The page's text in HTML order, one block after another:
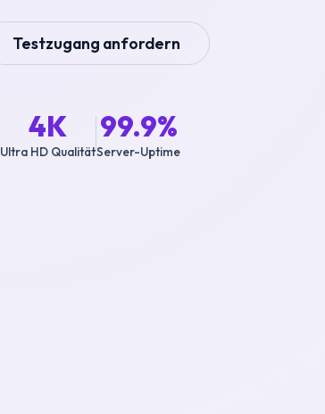
Testzugang anfordern
4K
Ultra HD Qualität
99.9%
Server-Uptime